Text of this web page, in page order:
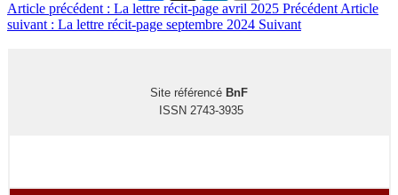
Article précédent : La lettre récit-page avril 2025 Précédent Article
suivant : La lettre récit-page septembre 2024 Suivant
Site référencé BnF
ISSN 2743-3935